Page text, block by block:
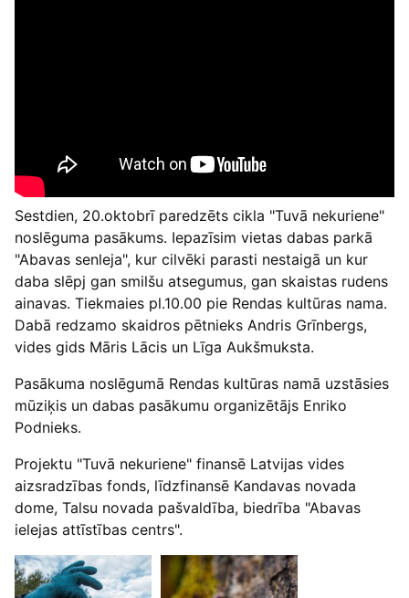
Sestdien, 20.oktobrī paredzēts cikla "Tuvā nekuriene"
noslēguma pasākums. Iepazīsim vietas dabas parkā
"Abavas senleja", kur cilvēki parasti nestaigā un kur
daba slēpj gan smilšu atsegumus, gan skaistas rudens
ainavas. Tiekmaies pl.10.00 pie Rendas kultūras nama.
Dabā redzamo skaidros pētnieks Andris Grīnbergs,
vides gids Māris Lācis un Līga Aukšmuksta.
Pasākuma noslēgumā Rendas kultūras namā uzstāsies
mūziķis un dabas pasākumu organizētājs Enriko
Podnieks.
Projektu "Tuvā nekuriene" finansē Latvijas vides
aizsradzības fonds, līdzfinansē Kandavas novada
dome, Talsu novada pašvaldība, biedrība "Abavas
ielejas attīstības centrs".